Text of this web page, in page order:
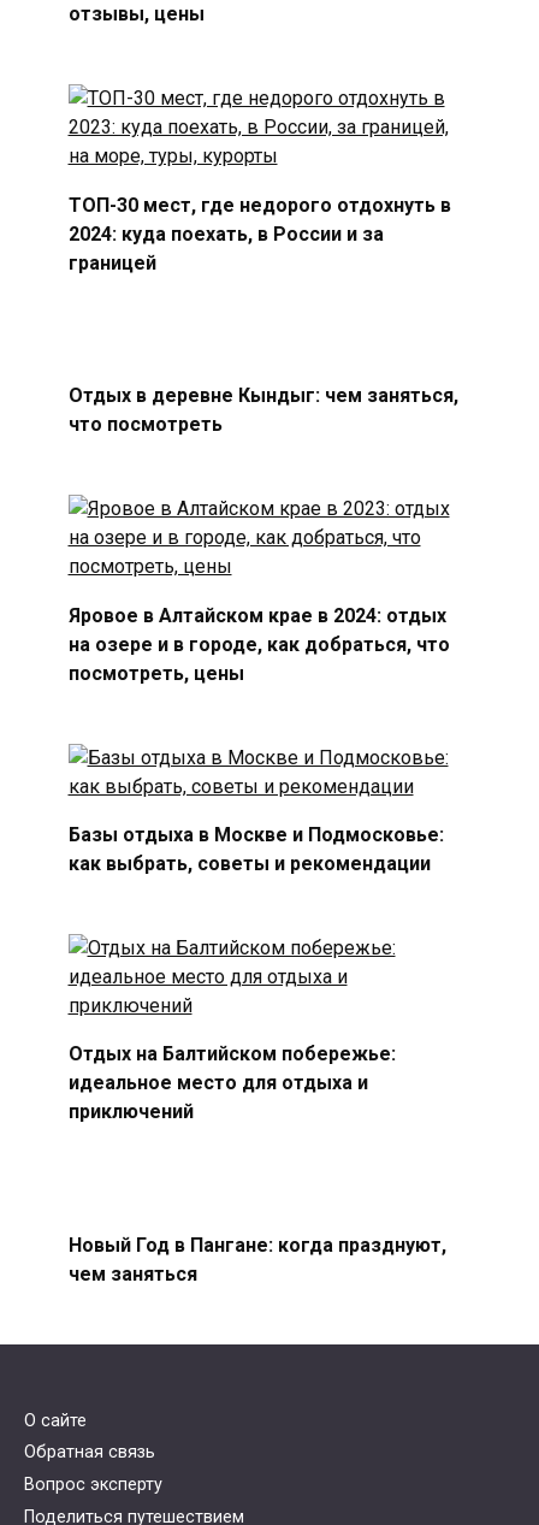
отзывы, цены
ТОП-30 мест, где недорого отдохнуть в
2024: куда поехать, в России и за
границей
Отдых в деревне Кындыг: чем заняться,
что посмотреть
Яровое в Алтайском крае в 2024: отдых
на озере и в городе, как добраться, что
посмотреть, цены
Базы отдыха в Москве и Подмосковье:
как выбрать, советы и рекомендации
Отдых на Балтийском побережье:
идеальное место для отдыха и
приключений
Новый Год в Пангане: когда празднуют,
чем заняться
О сайте
Обратная связь
Вопрос эксперту
Поделиться путешествием